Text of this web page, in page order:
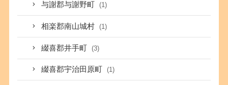
与謝郡与謝野町 (1)
相楽郡南山城村 (1)
綴喜郡井手町 (3)
綴喜郡宇治田原町 (1)